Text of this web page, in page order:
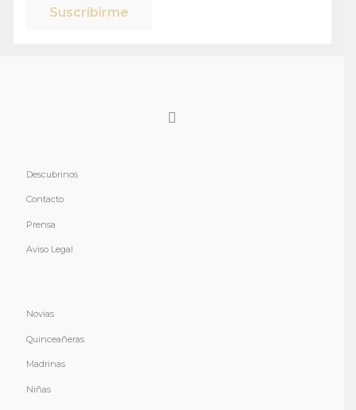
Descubrinos
Contacto
Prensa
Aviso Legal
Novias
Quinceañeras
Madrinas
Niñas